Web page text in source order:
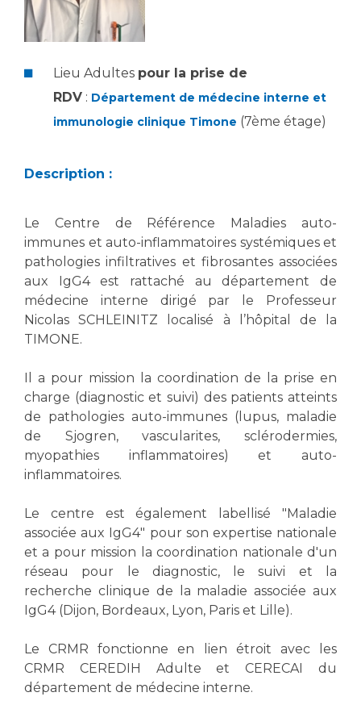
Nos indicateurs qualité et de sécurité des soins
Sécurité
Les recherches en santé à l’AP-HM
Lieu de santé sans tabac
Liste des marchés conclus
Documents utiles
Lieu Adultes pour la prise de
RDV : Département de médecine interne et
immunologie clinique Timone (7ème étage)
Description :
Le Centre de Référence Maladies auto-
immunes et auto-inflammatoires systémiques et
pathologies infiltratives et fibrosantes associées
aux IgG4 est rattaché au département de
médecine interne dirigé par le Professeur
Nicolas SCHLEINITZ localisé à l’hôpital de la
TIMONE.
Il a pour mission la coordination de la prise en
charge (diagnostic et suivi) des patients atteints
de pathologies auto-immunes (lupus, maladie
de Sjogren, vascularites, sclérodermies,
myopathies inflammatoires) et auto-
inflammatoires.
Le centre est également labellisé "Maladie
associée aux IgG4" pour son expertise nationale
et a pour mission la coordination nationale d'un
réseau pour le diagnostic, le suivi et la
recherche clinique de la maladie associée aux
IgG4 (Dijon, Bordeaux, Lyon, Paris et Lille).
Le CRMR fonctionne en lien étroit avec les
CRMR CEREDIH Adulte et CERECAI du
département de médecine interne.